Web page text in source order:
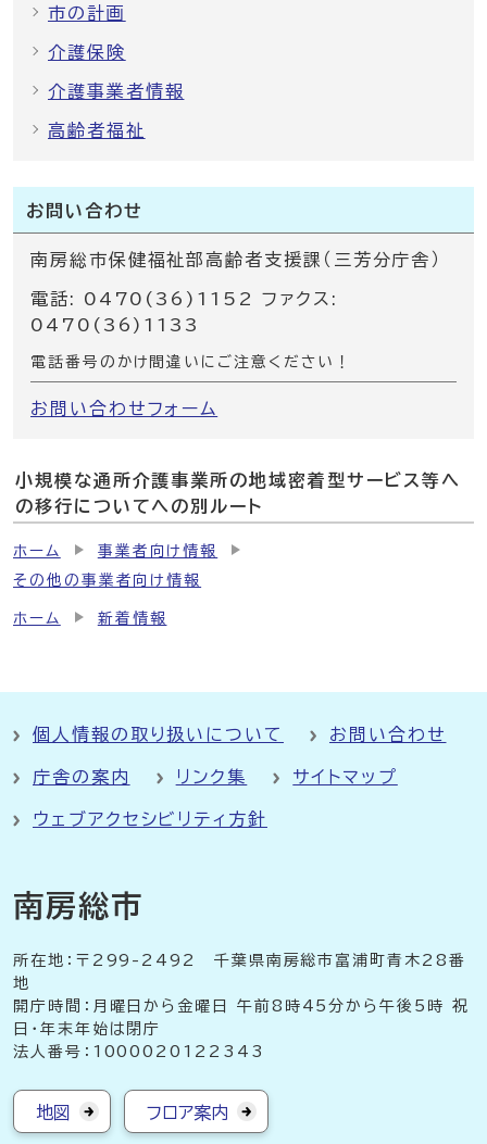
市の計画
介護保険
介護事業者情報
高齢者福祉
お問い合わせ
南房総市保健福祉部高齢者支援課（三芳分庁舎）
電話: 0470(36)1152 ファクス:
0470(36)1133
電話番号のかけ間違いにご注意ください！
お問い合わせフォーム
小規模な通所介護事業所の地域密着型サービス等へ
の移行についてへの別ルート
ホーム
事業者向け情報
その他の事業者向け情報
ホーム 新着情報
個人情報の取り扱いについて お問い合わせ
庁舎の案内 リンク集 サイトマップ
ウェブアクセシビリティ方針
南房総市
所在地：〒299-2492 千葉県南房総市富浦町青木28番
地
開庁時間：月曜日から金曜日 午前8時45分から午後5時 祝
日・年末年始は閉庁
法人番号：1000020122343
地図 フロア案内